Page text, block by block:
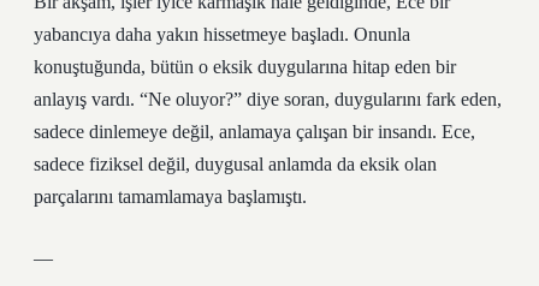
yabancıya daha yakın hissetmeye başladı. Onunla
konuştuğunda, bütün o eksik duygularına hitap eden bir
anlayış vardı. “Ne oluyor?” diye soran, duygularını fark eden,
sadece dinlemeye değil, anlamaya çalışan bir insandı. Ece,
sadece fiziksel değil, duygusal anlamda da eksik olan
parçalarını tamamlamaya başlamıştı.
—